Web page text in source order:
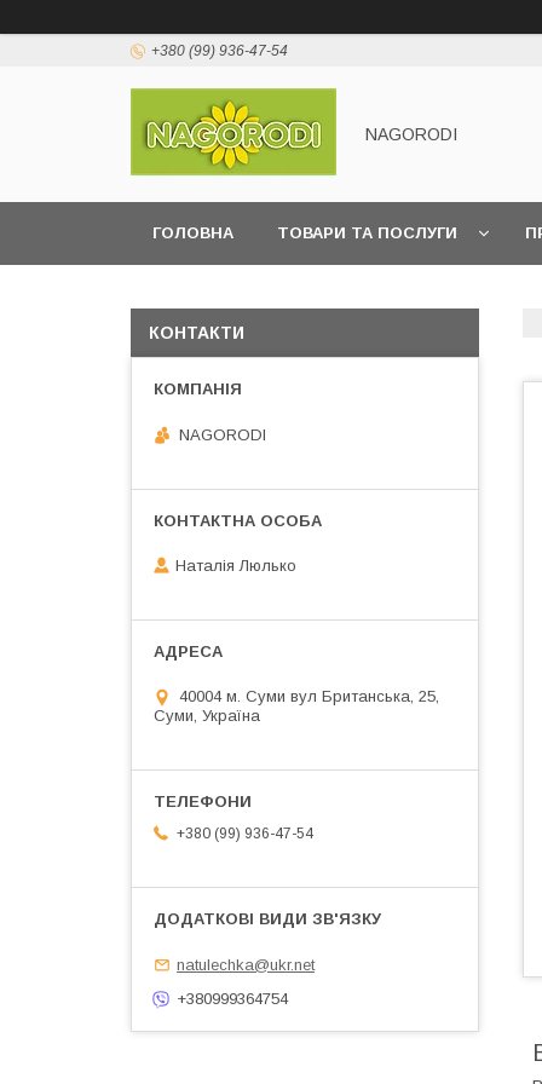
+380 (99) 936-47-54
NAGORODI
ГОЛОВНА ТОВАРИ ТА ПОСЛУГИ
КОНТАКТИ
NAGORODI
Наталія Люлько
40004 м. Суми вул Британська, 25,
Суми, Україна
+380 (99) 936-47-54
natulechka@ukr.net
+380999364754